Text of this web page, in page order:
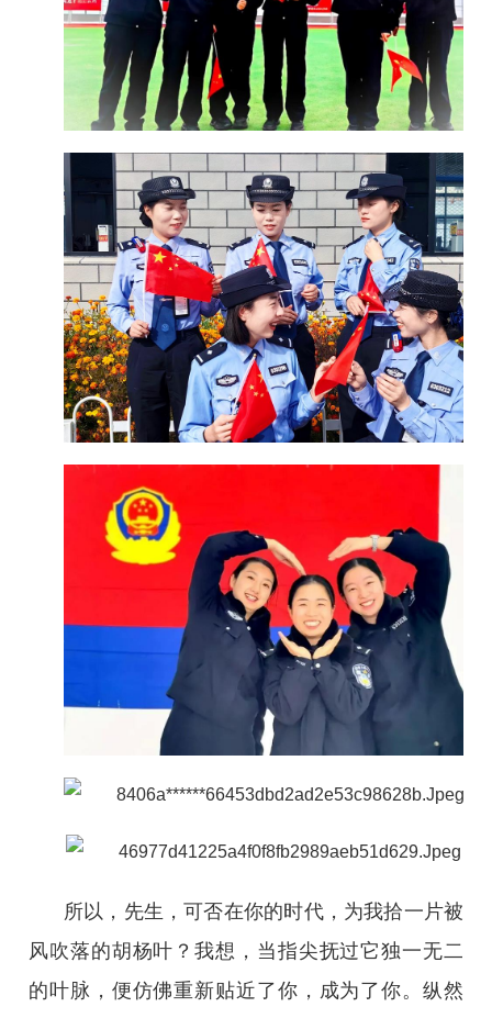
所以，先生，可否在你的时代，为我拾一片被
风吹落的胡杨叶？我想，当指尖抚过它独一无二
的叶脉，便仿佛重新贴近了你，成为了你。纵然